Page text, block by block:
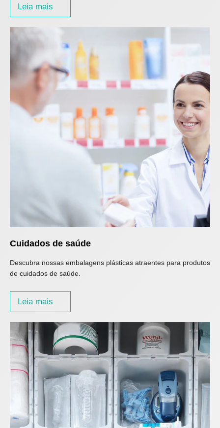
Leia mais
Cuidados de saúde
Descubra nossas embalagens plásticas atraentes para produtos
de cuidados de saúde.
Leia mais